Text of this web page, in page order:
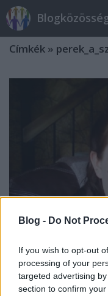
Blog - Do Not
If you wish to opt-out
processing of your
targeted advertising
section to confirm
Címkék »
Jehova Tanúi